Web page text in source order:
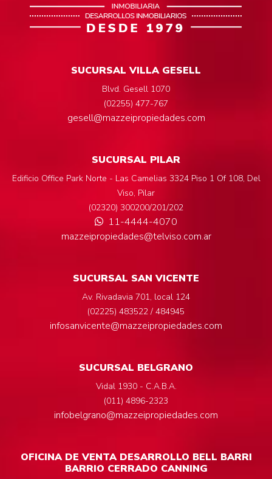
SUCURSAL VILLA GESELL
Blvd. Gesell 1070
(02255) 477-767
gesell@mazzeipropiedades.com
SUCURSAL PILAR
Edificio Office Park Norte - Las Camelias 3324 Piso 1 Of 108, Del
Viso, Pilar
(02320) 300200/201/202
11-4444-4070
mazzeipropiedades@telviso.com.ar
SUCURSAL SAN VICENTE
Av. Rivadavia 701, local 124
(02225) 483522 / 484945
infosanvicente@mazzeipropiedades.com
SUCURSAL BELGRANO
Vidal 1930 - C.A.B.A.
(011) 4896-2323
infobelgrano@mazzeipropiedades.com
OFICINA DE VENTA DESARROLLO BELL BARRI
BARRIO CERRADO CANNING